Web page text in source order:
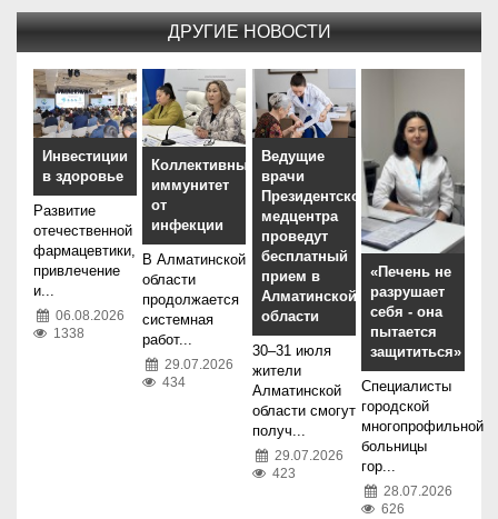
ДРУГИЕ НОВОСТИ
Инвестиции
в здоровье
Развитие
отечественной
фармацевтики,
привлечение
и...
06.08.2026
1338
Коллективный
иммунитет
от
инфекции
В Алматинской
области
продолжается
системная
работ...
29.07.2026
434
Ведущие
врачи
Президентского
медцентра
проведут
бесплатный
прием в
Алматинской
области
30–31 июля
жители
Алматинской
области смогут
получ...
29.07.2026
423
«Печень не
разрушает
себя - она
пытается
защититься»
Специалисты
городской
многопрофильной
больницы
гор...
28.07.2026
626